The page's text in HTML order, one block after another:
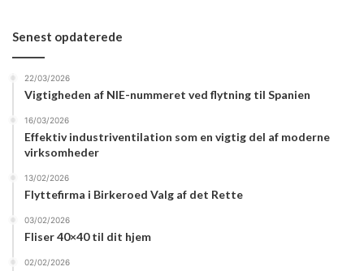
Senest opdaterede
22/03/2026
Vigtigheden af NIE-nummeret ved flytning til Spanien
16/03/2026
Effektiv industriventilation som en vigtig del af moderne
virksomheder
13/02/2026
Flyttefirma i Birkeroed Valg af det Rette
03/02/2026
Fliser 40×40 til dit hjem
02/02/2026